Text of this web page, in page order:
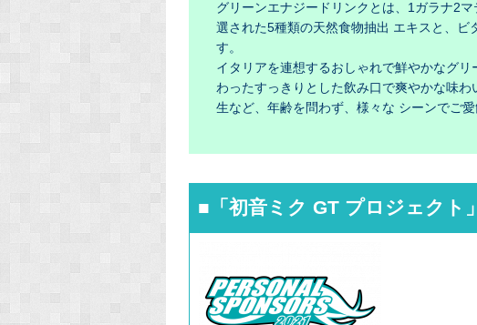
グリーンエナジードリンクとは、1ガラナ2
選された5種類の天然食物抽出 エキスと、ビ
す。
イタリアを連想するおしゃれで鮮やかなグ
わったすっきりとした飲み口で爽やかな味
生など、年齢を問わず、様々な シーンでご愛
■「初音ミク GT プロジェクト